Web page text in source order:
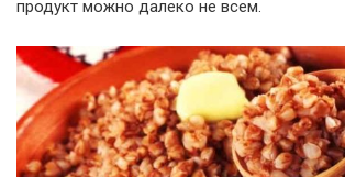
продукт можно далеко не всем.